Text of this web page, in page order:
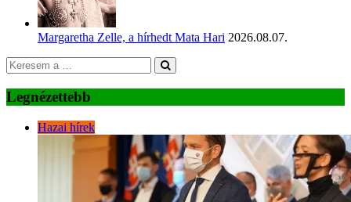
Margaretha Zelle, a hírhedt Mata Hari 2026.08.07.
Legnézettebb
Hazai hírek